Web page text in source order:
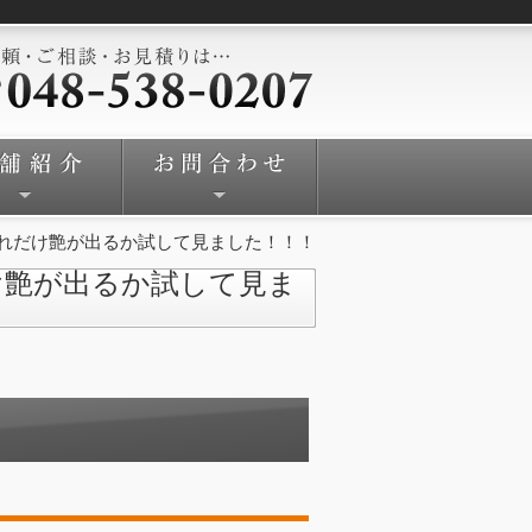
だけ艶が出るか試して見ました！！！
が出るか試して見ま